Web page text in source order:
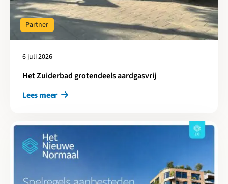
6 juli 2026
Het Zuiderbad grotendeels aardgasvrij
Partner
Lees meer
Lees meer over Aanbesteden met HNN: Jarenlange ervaringen